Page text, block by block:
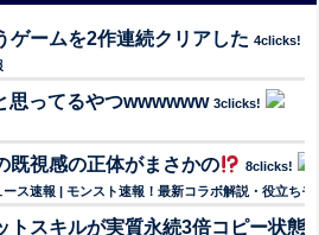
ゲームを2作連続クリアした 4clicks!
思ってるやつwwwwww 3clicks!
既視感の正体がまさかの
8clicks!
ース速報 | モンスト速報！最新コラボ解説・役立ちモ
トスキルが実質永続3倍コピー状態